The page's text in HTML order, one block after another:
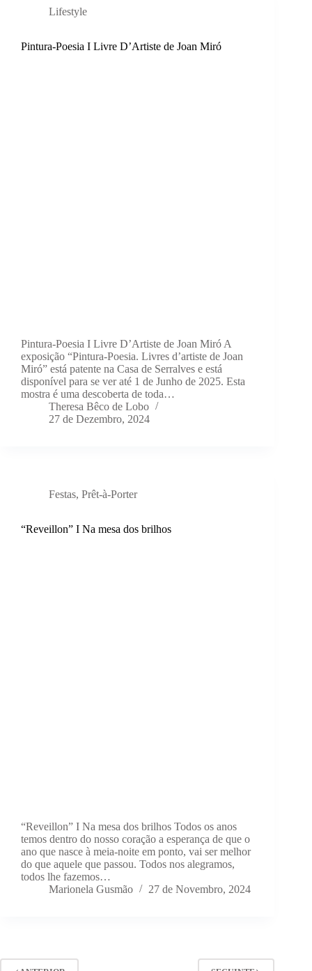
Lifestyle
Pintura-Poesia I Livre D’Artiste de Joan Miró
Pintura-Poesia I Livre D’Artiste de Joan Miró A
exposição “Pintura-Poesia. Livres d’artiste de Joan
Miró” está patente na Casa de Serralves e está
disponível para se ver até 1 de Junho de 2025. Esta
mostra é uma descoberta de toda…
Theresa Bêco de Lobo
27 de Dezembro, 2024
Festas, Prêt-à-Porter
“Reveillon” I Na mesa dos brilhos
“Reveillon” I Na mesa dos brilhos Todos os anos
temos dentro do nosso coração a esperança de que o
ano que nasce à meia-noite em ponto, vai ser melhor
do que aquele que passou. Todos nos alegramos,
todos lhe fazemos…
Marionela Gusmão
27 de Novembro, 2024